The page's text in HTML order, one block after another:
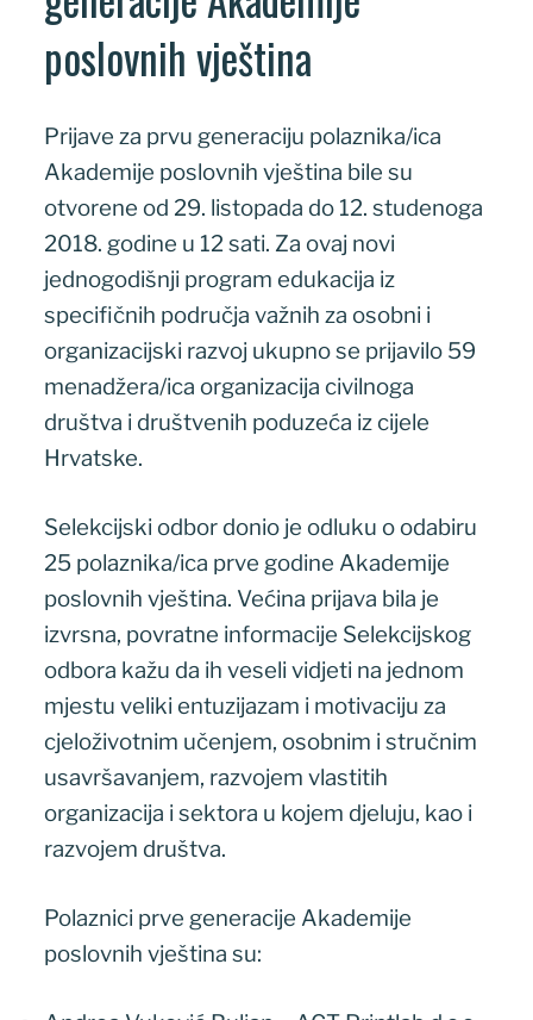
poslovnih vještina
Prijave za prvu generaciju polaznika/ica
Akademije poslovnih vještina bile su
otvorene od 29. listopada do 12. studenoga
2018. godine u 12 sati. Za ovaj novi
jednogodišnji program edukacija iz
specifičnih područja važnih za osobni i
organizacijski razvoj ukupno se prijavilo 59
menadžera/ica organizacija civilnoga
društva i društvenih poduzeća iz cijele
Hrvatske.
Selekcijski odbor donio je odluku o odabiru
25 polaznika/ica prve godine Akademije
poslovnih vještina. Većina prijava bila je
izvrsna, povratne informacije Selekcijskog
odbora kažu da ih veseli vidjeti na jednom
mjestu veliki entuzijazam i motivaciju za
cjeloživotnim učenjem, osobnim i stručnim
usavršavanjem, razvojem vlastitih
organizacija i sektora u kojem djeluju, kao i
razvojem društva.
Polaznici prve generacije Akademije
poslovnih vještina su: